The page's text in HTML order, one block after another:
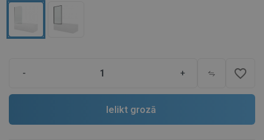
- + favorite_border
Ielikt grozā